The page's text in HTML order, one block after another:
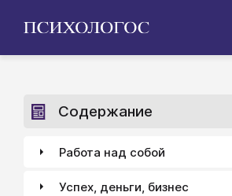
Содержание
Работа над собой
Успех, деньги, бизнес